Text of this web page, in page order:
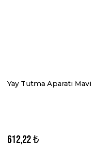
Yay Tutma Aparatı Mavi
612,22 ₺